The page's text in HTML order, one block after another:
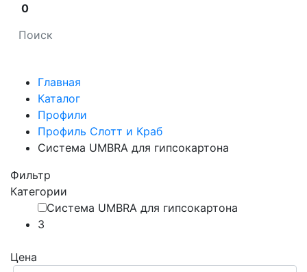
0
Главная
Каталог
Профили
Профиль Слотт и Краб
Система UMBRA для гипсокартона
Фильтр
Категории
Система UMBRA для гипсокартона
3
Цена